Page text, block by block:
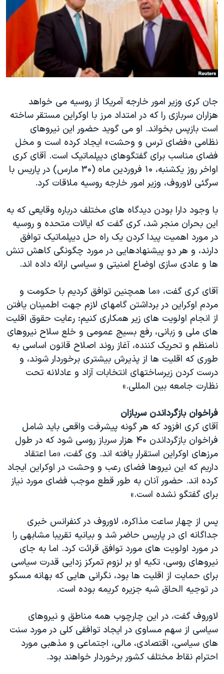
فرهنگ و زندگی
حقوق شهروندی
اقتصادی
علم و فناوری
گالری عکس
آرشیو پخش زنده
مستندها
انتخابات ریاست جمهوری آمریکا ۲۰۲۴
حمله جمهوری اسلامی به اسرائیل
رمز مهسا
اعتراضات زن، زندگی، آزادی
مجموعه مستندهای دادخواهی
تریبونال مردمی آبان ۹۸
دادگاه حمید نوری
چهل سال گروگان‌گیری
قانون شفافیت دارائی کادر رهبری ایران
اعتراضات مردمی آبان ۹۸
اسرائیل در جنگ
نرگس محمدی برنده جایزه نوبل صلح
همایش محافظه‌کاران آمریکا «سی‌پک»
سفر پرزیدنت ترامپ به چین
دنبال کنید
زبانهای مختلف
جان کری وزیر امور خارجه آمریکا از روسيه می خواهد
هزاران سربازی را که در امتداد مرز با اوکراين مستقر ساخته
است بازپس بخواند. او می گويد حضور اين نيروهای
نظامی «فضای ترس و وحشت» ايجاد کرده است و مخل
فضای مناسب برای گفتگوهای ديپلماتيک است. آقای کری
اواخر روز یکشنبه، ۱۰ فروردين ماه (۳۰ مارس) در پاریس با
سرگئی لاوروف، وزیر امور خارجه روسیه ملاقات کرد.
با وجود دارا بودن دیدگاه های مختلف درباره وقایعی که به
اين بحران منجر شد، کری گفت که ایالات متحده و روسیه
در مورد اهمیت پیدا کردن یک راه حل دیپلماتیک توافق
دارند، و هر دو پیشنهادهايی در مورد چگونگی کاهش تنش
ها و عادی سازی اوضاع امنیتی و سیاسی ارائه داده اند.
آقای کری گفت، «ما همچنین توافق کرديم با حکومت و
مردم اوکراین در برداشتن گامهای لازم جهت اطمينان يافتن
از انجام اولويت های زير همکاری کنيم: رعايت حقوق اقلیت
های ملی و زبانی، رفع بسيج عمومی و خلع سلاح نیروهای
نامنظم و تحریک کننده، آغاز روند اصلاح قانون اساسی به
طوری که اقليت ها از پذيرش بيشتری برخوردار شوند، و
درست کردن زيرساختهای انتخابات آزاد و عادلانه تحت
نظارت جامعه بین المللی.»
فراخوان بازگرداندن سربازان
آقای کری افزود که هر گونه پیشرفت واقعی باید شامل
فراخوان بازگرداندن ۴۰ هزار سرباز روسی شود که در طول
مرزهای اوکراين استقرار يافته اند. وی گفت، «ما اعتقاد
داریم که این نیروها فضای رعب و وحشت در اوکراین ایجاد
کرده اند. حضور آنان به طور قطع موجب فضای مورد نياز
برای گفتگو نشده است.»
پس از چهار ساعت مذاکره، لاوروف در کنفرانس خبری
جداگانه ای در پاریس حاضر شد و بیانیه تقریبا مشابهی را
در مورد اولویت های مورد توافق قرائت کرد. اما به جای
نیروهای روسی، تکيه او بر لزوم تمرکز زدایی قدرت سياسی
برای حمايت از اقليت ها بود، نگرانی هايی که بهانه مسکو
در توجيه الحاق شبه جزيره کريمه بوده است.
لاوروف گفت، در این چارچوب همه مناطق و نیروهای
سیاسی از سهم مساوی در ايجاد توافقی کلی در مورد سنت
های سياسی، اقتصادی، مالی، اجتماعی و مذهبی مورد
احترام نقاط مختلف کشور برخوردار خواهند بود.